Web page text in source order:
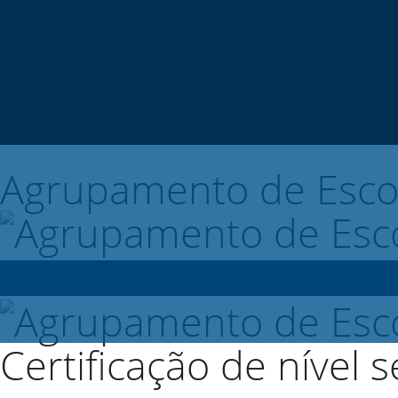
Agrupamento de
Certificação de nível